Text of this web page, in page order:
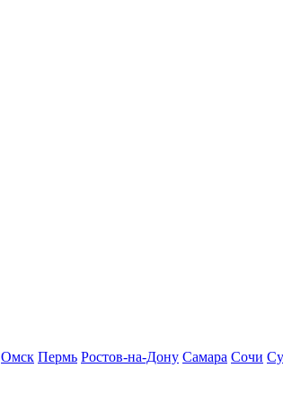
Омск Пермь Ростов-на-Дону Самара Сочи